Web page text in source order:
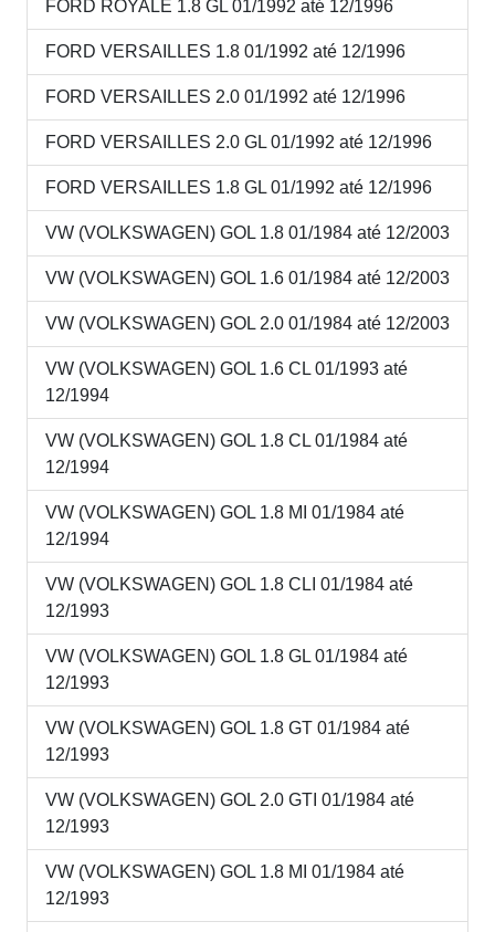
FORD ROYALE 1.8 GL 01/1992 até 12/1996
FORD VERSAILLES 1.8 01/1992 até 12/1996
FORD VERSAILLES 2.0 01/1992 até 12/1996
FORD VERSAILLES 2.0 GL 01/1992 até 12/1996
FORD VERSAILLES 1.8 GL 01/1992 até 12/1996
VW (VOLKSWAGEN) GOL 1.8 01/1984 até 12/2003
VW (VOLKSWAGEN) GOL 1.6 01/1984 até 12/2003
VW (VOLKSWAGEN) GOL 2.0 01/1984 até 12/2003
VW (VOLKSWAGEN) GOL 1.6 CL 01/1993 até
12/1994
VW (VOLKSWAGEN) GOL 1.8 CL 01/1984 até
12/1994
VW (VOLKSWAGEN) GOL 1.8 MI 01/1984 até
12/1994
VW (VOLKSWAGEN) GOL 1.8 CLI 01/1984 até
12/1993
VW (VOLKSWAGEN) GOL 1.8 GL 01/1984 até
12/1993
VW (VOLKSWAGEN) GOL 1.8 GT 01/1984 até
12/1993
VW (VOLKSWAGEN) GOL 2.0 GTI 01/1984 até
12/1993
VW (VOLKSWAGEN) GOL 1.8 MI 01/1984 até
12/1993